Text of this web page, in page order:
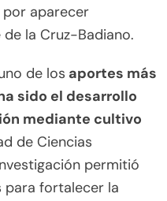
aparecer
la Cruz-Badiano.
de los aportes más
sido el desarrollo
mediante cultivo
de Ciencias
permitió
para fortalecer la